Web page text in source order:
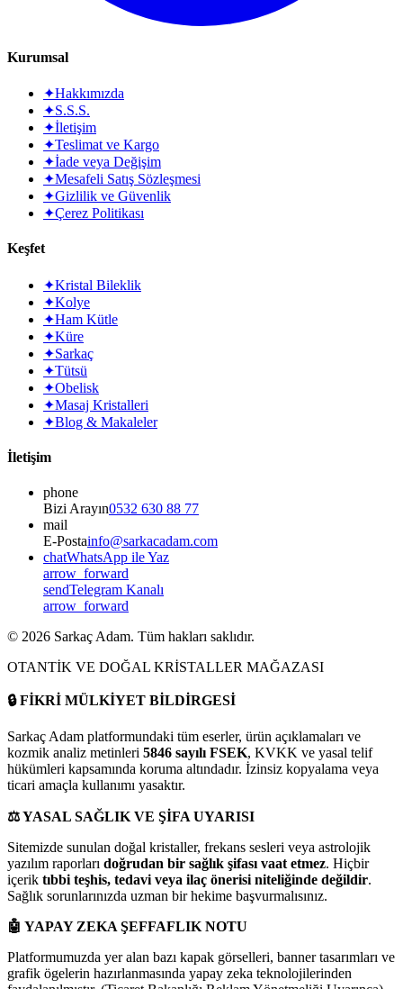
Kurumsal
✦Hakkımızda
✦S.S.S.
✦İletişim
✦Teslimat ve Kargo
✦İade veya Değişim
✦Mesafeli Satış Sözleşmesi
✦Gizlilik ve Güvenlik
✦Çerez Politikası
Keşfet
✦Kristal Bileklik
✦Kolye
✦Ham Kütle
✦Küre
✦Sarkaç
✦Tütsü
✦Obelisk
✦Masaj Kristalleri
✦Blog & Makaleler
İletişim
phone
Bizi Arayın0532 630 88 77
mail
E-Postainfo@sarkacadam.com
chatWhatsApp ile Yaz
arrow_forward
sendTelegram Kanalı
arrow_forward
© 2026 Sarkaç Adam. Tüm hakları saklıdır.
OTANTİK VE DOĞAL KRİSTALLER MAĞAZASI
🔒FİKRİ MÜLKİYET BİLDİRGESİ
Sarkaç Adam platformundaki tüm eserler, ürün açıklamaları ve
kozmik analiz metinleri 5846 sayılı FSEK, KVKK ve yasal telif
hükümleri kapsamında koruma altındadır. İzinsiz kopyalama veya
ticari amaçla kullanımı yasaktır.
⚖️YASAL SAĞLIK VE ŞİFA UYARISI
Sitemizde sunulan doğal kristaller, frekans sesleri veya astrolojik
yazılım raporları doğrudan bir sağlık şifası vaat etmez. Hiçbir
içerik tıbbi teşhis, tedavi veya ilaç önerisi niteliğinde değildir.
Sağlık sorunlarınızda uzman bir hekime başvurmalısınız.
🤖 YAPAY ZEKA ŞEFFAFLIK NOTU
Platformumuzda yer alan bazı kapak görselleri, banner tasarımları ve
grafik ögelerin hazırlanmasında yapay zeka teknolojilerinden